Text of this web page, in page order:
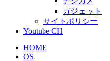
ガジェット
サイトポリシー
Youtube CH
HOME
OS